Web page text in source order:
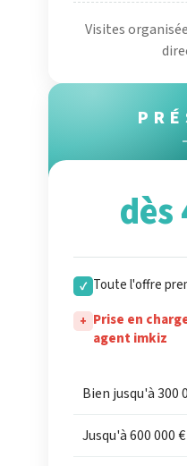
Visites
dès
✓ Toute l'offre
+ Prise en
agent imkiz
Bien jusqu'à 300
Jusqu'à 600 000 €